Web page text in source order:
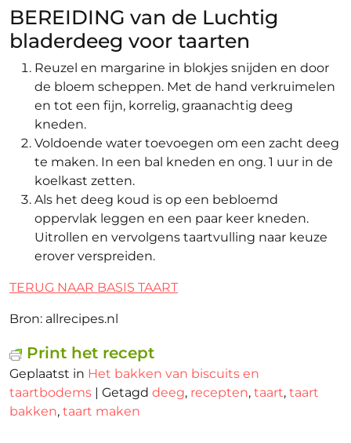
BEREIDING van de Luchtig
bladerdeeg voor taarten
Reuzel en margarine in blokjes snijden en door
de bloem scheppen. Met de hand verkruimelen
en tot een fijn, korrelig, graanachtig deeg
kneden.
Voldoende water toevoegen om een zacht deeg
te maken. In een bal kneden en ong. 1 uur in de
koelkast zetten.
Als het deeg koud is op een bebloemd
oppervlak leggen en een paar keer kneden.
Uitrollen en vervolgens taartvulling naar keuze
erover verspreiden.
TERUG NAAR BASIS TAART
Bron: allrecipes.nl
Print het recept
Geplaatst in Het bakken van biscuits en
taartbodems | Getagd deeg, recepten, taart, taart
bakken, taart maken